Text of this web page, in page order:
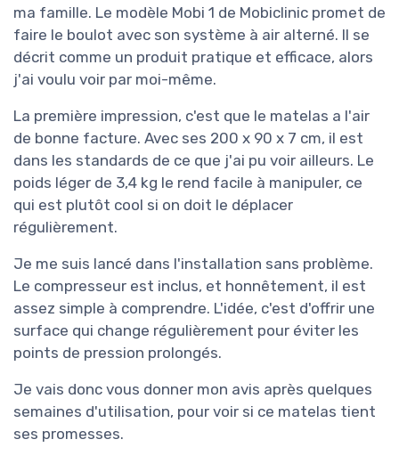
ma famille. Le modèle Mobi 1 de Mobiclinic promet de
faire le boulot avec son système à air alterné. Il se
décrit comme un produit pratique et efficace, alors
j'ai voulu voir par moi-même.
La première impression, c'est que le matelas a l'air
de bonne facture. Avec ses 200 x 90 x 7 cm, il est
dans les standards de ce que j'ai pu voir ailleurs. Le
poids léger de 3,4 kg le rend facile à manipuler, ce
qui est plutôt cool si on doit le déplacer
régulièrement.
Je me suis lancé dans l'installation sans problème.
Le compresseur est inclus, et honnêtement, il est
assez simple à comprendre. L'idée, c'est d'offrir une
surface qui change régulièrement pour éviter les
points de pression prolongés.
Je vais donc vous donner mon avis après quelques
semaines d'utilisation, pour voir si ce matelas tient
ses promesses.